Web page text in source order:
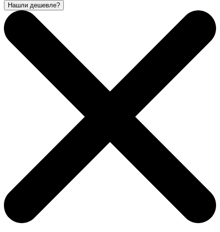
Нашли дешевле?